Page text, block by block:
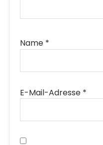
Name *
E-Mail-Adresse *